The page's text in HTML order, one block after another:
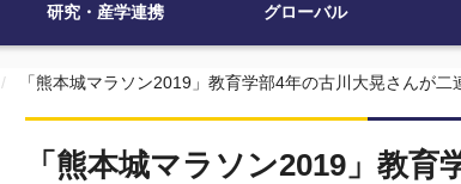
研究・産学連携 グローバル
「熊本城マラソン2019」教育学部4年の古川大晃さんが二
「熊本城マラソン2019」教育